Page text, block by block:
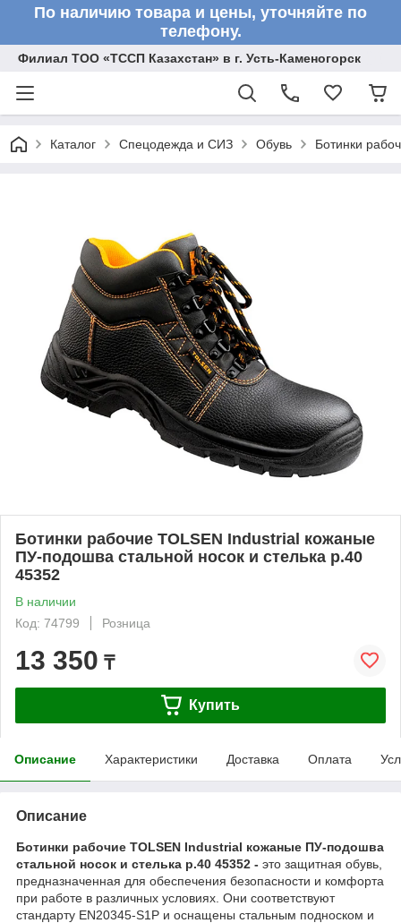
По наличию товара и цены, уточняйте по
телефону.
Филиал ТОО «ТССП Казахстан» в г. Усть-Каменогорск
Каталог Спецодежда и СИЗ Обувь Ботинки
Ботинки рабочие TOLSEN Industrial кожаные
ПУ-подошва стальной носок и стелька р.40
45352
В наличии
Код: 74799
Розница
13 350 ₸
Купить
Описание Характеристики Доставка Оплата
Описание
Ботинки рабочие TOLSEN Industrial кожаные ПУ-подошва
стальной носок и стелька р.40 45352 - это защитная обувь,
предназначенная для обеспечения безопасности и комфорта
при работе в различных условиях. Они соответствуют
стандарту EN20345-S1P и оснащены стальным подноском и